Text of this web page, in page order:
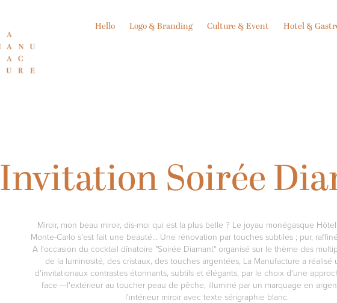
Hello Logo & Branding Culture & Event Hotel &
Invitation Soirée
Miroir, mon beau miroir, dis-moi qui est la plus belle ? Le joyau monégasque
Monte-Carlo s'est fait une beauté… Une rénovation par touches subtiles ; pur,
A l'occasion du cocktail dînatoire "Soirée Diamant" organisé sur le thème des
de la luminosité, des cristaux, des touches argentées, La Manufacture a réalisé
d'invitationaux contrastes étonnants, subtils et élégants, par le choix d'une
face —l'extérieur au toucher peau de pêche, illuminé par un marquage en
l'intérieur miroir avec texte sérigraphie blanc.